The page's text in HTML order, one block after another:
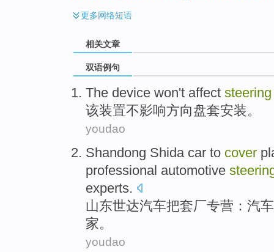
更多网络短语
相关文章
双语例句
The device won't affect
该装置不影响方向盘套安装。
youdao
Shandong Shida car to cover
professional automotive
experts.
山东世达汽车把套厂专营 ：汽
家。
youdao